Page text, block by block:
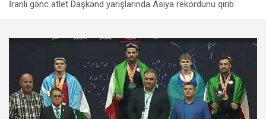
İranlı gənc atlet Daşkənd yarışlarında Asiya rekordunu qırıb